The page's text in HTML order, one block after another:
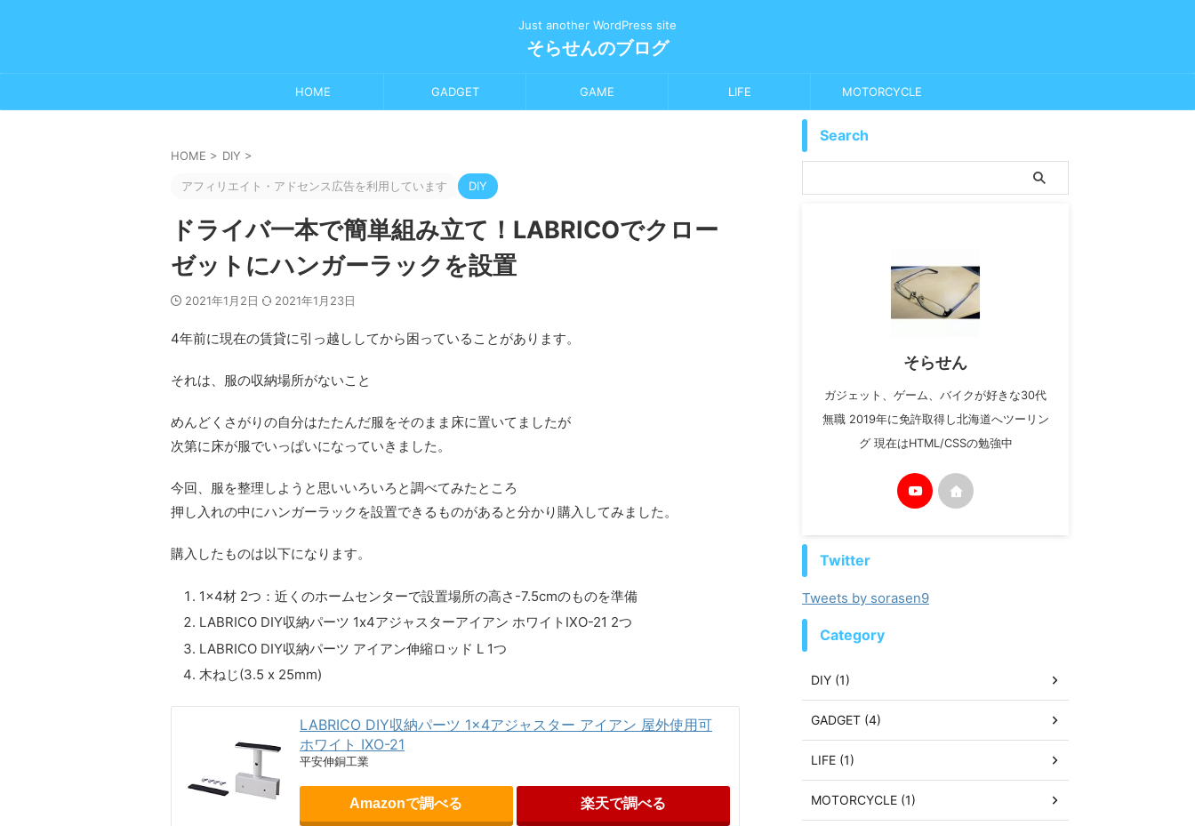
Just another WordPress site
そらせんのブログ
HOME GADGET GAME LIFE MOTORCYCLE
HOME > DIY >
アフィリエイト・アドセンス広告を利用しています DIY
ドライバ一本で簡単組み立て！LABRICOでクロー
ゼットにハンガーラックを設置
2021年1月2日 2021年1月23日
4年前に現在の賃貸に引っ越ししてから困っていることがあります。
それは、服の収納場所がないこと
めんどくさがりの自分はたたんだ服をそのまま床に置いてましたが
次第に床が服でいっぱいになっていきました。
今回、服を整理しようと思いいろいろと調べてみたところ
押し入れの中にハンガーラックを設置できるものがあると分かり購入してみました。
購入したものは以下になります。
1x4材 2つ：近くのホームセンターで設置場所の高さ-7.5cmのものを準備
LABRICO DIY収納パーツ 1x4アジャスターアイアン ホワイトIXO-21 2つ
LABRICO DIY収納パーツ アイアン伸縮ロッド L 1つ
木ねじ(3.5 x 25mm)
LABRICO DIY収納パーツ 1×4アジャスター アイアン 屋外使用可
ホワイト IXO-21
平安伸銅工業
Amazonで調べる 楽天で調べる
Search
そらせん
ガジェット、ゲーム、バイクが好きな30代
無職 2019年に免許取得し北海道へツーリン
グ 現在はHTML/CSSの勉強中
Twitter
Tweets by sorasen9
Category
DIY (1)
GADGET (4)
LIFE (1)
MOTORCYCLE (1)